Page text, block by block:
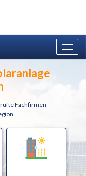
Fachfirmen